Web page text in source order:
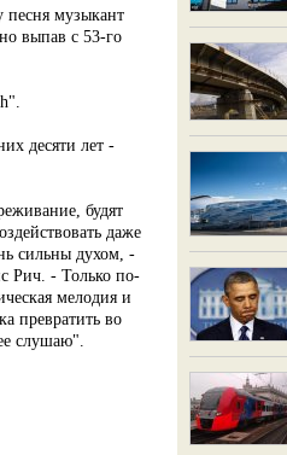
песня музыкант
выпав с 53-го
десяти лет -
будят
даже
сильны духом, -
Рич. - Только по-
мелодия и
превратить во
слушаю".